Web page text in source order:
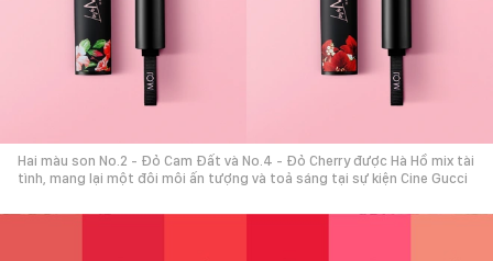
Hai màu son No.2 - Đỏ Cam Đất và No.4 - Đỏ Cherry được Hà Hồ mix tài
tình, mang lại một đôi môi ấn tượng và toả sáng tại sự kiện Cine Gucci